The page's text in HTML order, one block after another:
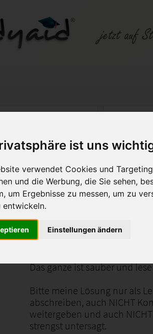
ist uns
verwendet Cookies und
und die Werbung, die Sie sehen,
um Ergebnisse zu messen, um zu
Einstellungen ändern
verkaufen
Technik und Informatik
Übertragungstechnik
Ich biete hier meine selbst
Einsendeaufgabe ÜbTe 5 -
Fernakademie/ILS an.
Die Korrektur sofern Fehler
Das ganze ist sauber und
Bitte meine Lösung nur als
abschreiben, auch NICHT
weitergeben und auch
strengst untersagt.